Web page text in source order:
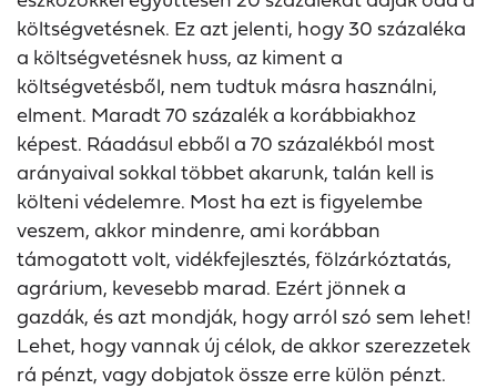
költségvetésnek. Ez azt jelenti, hogy 30 százaléka
a költségvetésnek huss, az kiment a
költségvetésből, nem tudtuk másra használni,
elment. Maradt 70 százalék a korábbiakhoz
képest. Ráadásul ebből a 70 százalékból most
arányaival sokkal többet akarunk, talán kell is
költeni védelemre. Most ha ezt is figyelembe
veszem, akkor mindenre, ami korábban
támogatott volt, vidékfejlesztés, fölzárkóztatás,
agrárium, kevesebb marad. Ezért jönnek a
gazdák, és azt mondják, hogy arról szó sem lehet!
Lehet, hogy vannak új célok, de akkor szerezzetek
rá pénzt, vagy dobjatok össze erre külön pénzt.